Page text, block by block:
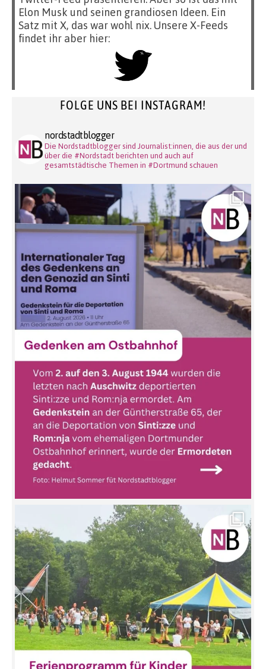
Elon Musk und seinen grandiosen Ideen. Ein
Satz mit X, das war wohl nix. Unsere X-Feeds
findet ihr aber hier:
FOLGE UNS BEI INSTAGRAM!
nordstadtblogger
Die Nordstadtblogger sind Journalist:innen, die aus der und
über die #Nordstadt berichten und auch auf
gesamtstädtische Themen in #Dortmund schauen